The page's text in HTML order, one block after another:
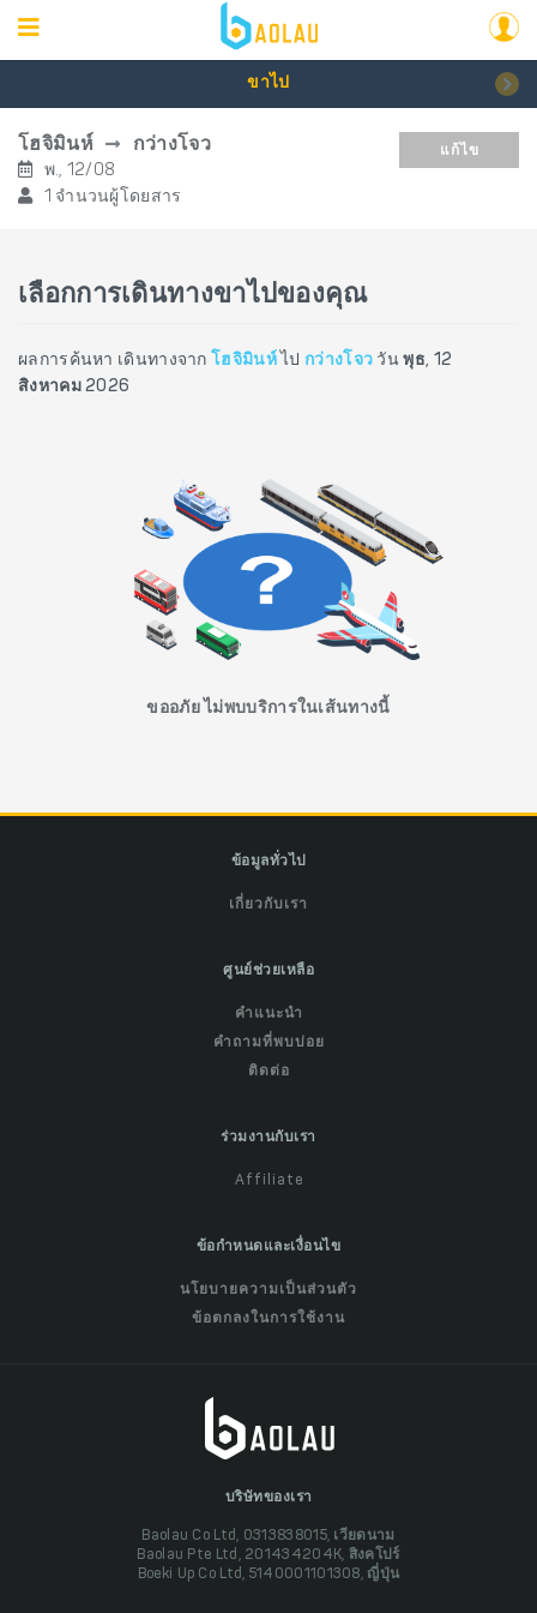
ขาไป
โฮจิมินห์ กว่างโจว
พ., 12/08
1 จำนวนผู้โดยสาร
แก้ไข
เลือกการเดินทางขาไปของคุณ
ผลการค้นหา เดินทางจาก โฮจิมินห์ไป กว่างโจว วันพุธ, 12
สิงหาคม 2026
ขออภัย ไม่พบบริการในเส้นทางนี้
ข้อมูลทั่วไป
เกี่ยวกับเรา
ศูนย์ช่วยเหลือ
คำแนะนำ
คำถามที่พบบ่อย
ติดต่อ
ร่วมงานกับเรา
Affiliate
ข้อกำหนดและเงื่อนไข
นโยบายความเป็นส่วนตัว
ข้อตกลงในการใช้งาน
บริษัทของเรา
Baolau Co Ltd, 0313838015, เวียดนาม
Baolau Pte Ltd, 201434204K, สิงคโปร์
Boeki Up Co Ltd, 5140001101308, ญี่ปุ่น